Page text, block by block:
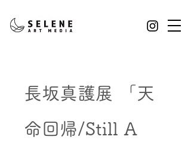
長坂真護展 「天
命回帰/Still A